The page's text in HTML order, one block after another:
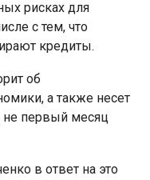
рисках для
с тем, что
кредиты.
об
а также несет
не первый месяц
в ответ на это